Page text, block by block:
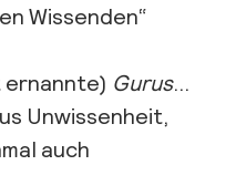
Wissenden“
Gurus…
Unwissenheit,
auch